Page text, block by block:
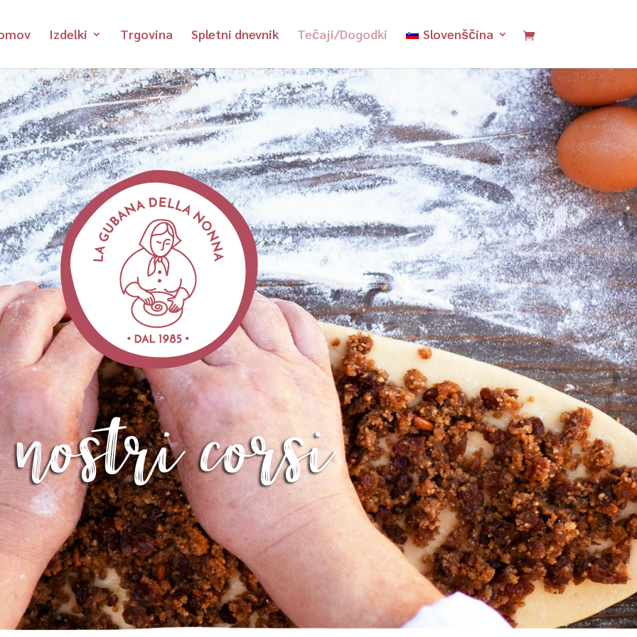
Izdelki Trgovina Spletni dnevnik Tečaji/Dogodki Slovenščina